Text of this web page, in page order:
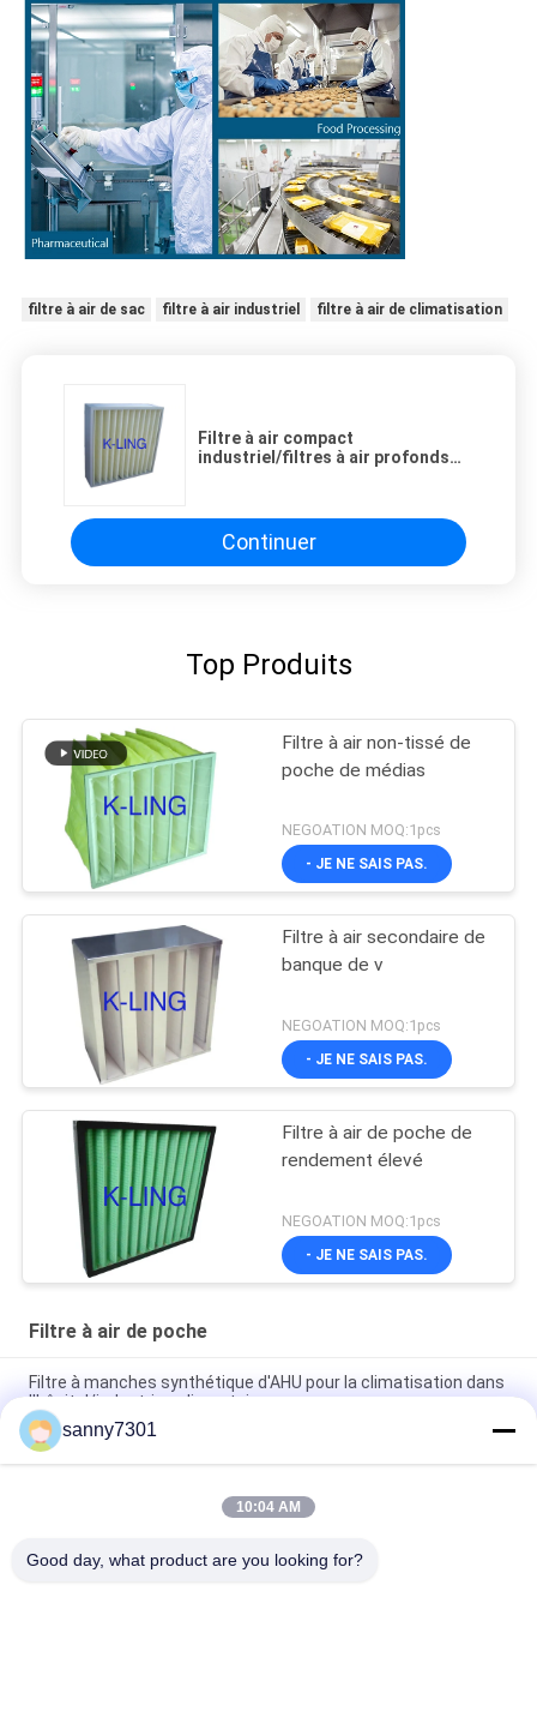
filtre à air de sac filtre à air industriel filtre à air de climatisation
Filtre à air compact
industriel/filtres à air profonds
Continuer
Top Produits
Filtre à air non-tissé de
poche de médias
NEGOATION MOQ:1pcs
- JE NE SAIS PAS.
Filtre à air secondaire de
banque de v
NEGOATION MOQ:1pcs
- JE NE SAIS PAS.
Filtre à air de poche de
rendement élevé
NEGOATION MOQ:1pcs
- JE NE SAIS PAS.
Filtre à air de poche
Filtre à manches synthétique d'AHU pour la climatisation dans
l'hôpital/industries alimentaires
Efficacité F8 multi de fibre de verre de système de la CAHT -
filtre à air F6 de poche - pour la serre chaude
Filtre à air compact industriel/filtres à air profonds
sanny7301
10:04 AM
Good day, what product are you looking for?